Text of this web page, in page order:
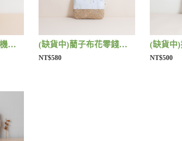
(缺貨中)藺子布花手機包 | 藺子 (缺貨中)藺子布花零錢包 | 藺子
NT$580
(缺貨中
NT$500